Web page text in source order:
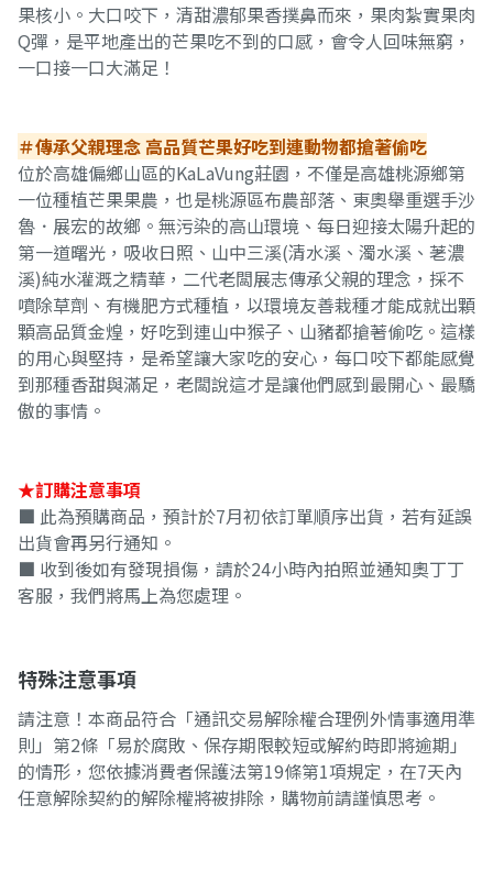
果核小。大口咬下，清甜濃郁果香撲鼻而來，果肉紮實果肉
Q彈，是平地產出的芒果吃不到的口感，會令人回味無窮，
一口接一口大滿足！
＃傳承父親理念 高品質芒果好吃到連動物都搶著偷吃
位於高雄偏鄉山區的KaLaVung莊園，不僅是高雄桃源鄉第
一位種植芒果果農，也是桃源區布農部落、東奧舉重選手沙
魯．展宏的故鄉。無污染的高山環境、每日迎接太陽升起的
第一道曙光，吸收日照、山中三溪(清水溪、濁水溪、荖濃
溪)純水灌溉之精華，二代老闆展志傳承父親的理念，採不
噴除草劑、有機肥方式種植，以環境友善栽種才能成就出顆
顆高品質金煌，好吃到連山中猴子、山豬都搶著偷吃。這樣
的用心與堅持，是希望讓大家吃的安心，每口咬下都能感覺
到那種香甜與滿足，老闆說這才是讓他們感到最開心、最驕
傲的事情。
★訂購注意事項
■ 此為預購商品，預計於7月初依訂單順序出貨，若有延誤
出貨會再另行通知。
■ 收到後如有發現損傷，請於24小時內拍照並通知奧丁丁
客服，我們將馬上為您處理。
特殊注意事項
請注意！本商品符合「通訊交易解除權合理例外情事適用準
則」第2條「易於腐敗、保存期限較短或解約時即將逾期」
的情形，您依據消費者保護法第19條第1項規定，在7天內
任意解除契約的解除權將被排除，購物前請謹慎思考。